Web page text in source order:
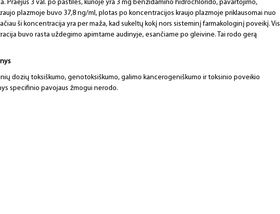
Praėjus 3 val. po pastilės, kurioje yra 3 mg benzidamino hidrochlorido, pavartojimo,
plazmoje buvo 37,8 ng/ml, plotas po koncentracijos kraujo plazmoje priklausomai nuo
ši koncentracija yra per maža, kad sukeltų kokį nors sisteminį farmakologinį poveikį. Vis
buvo rasta uždegimo apimtame audinyje, esančiame po gleivine. Tai rodo gerą
dozių toksiškumo, genotoksiškumo, galimo kancerogeniškumo ir toksinio poveikio
specifinio pavojaus žmogui nerodo.